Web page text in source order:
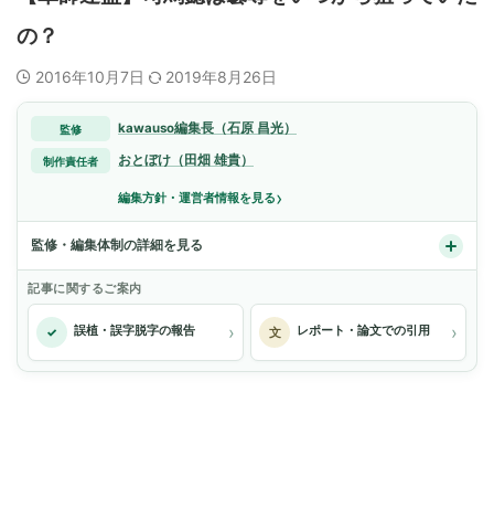
の？
2016年10月7日 2019年8月26日
監修 kawauso編集長（石原 昌光）
制作責任者 おとぼけ（田畑 雄貴）
編集方針・運営者情報を見る›
監修・編集体制の詳細を見る
記事に関するご案内
✓ 誤植・誤字脱字の報告 › 文 レポート・論文での引用 ›